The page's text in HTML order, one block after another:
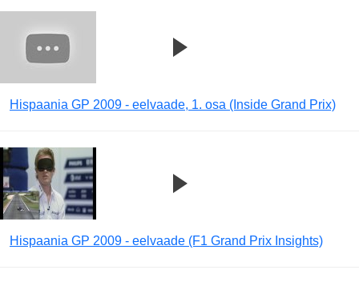
Hispaania GP 2009 - eelvaade, 1. osa (Inside Grand Prix)
Hispaania GP 2009 - eelvaade (F1 Grand Prix Insights)